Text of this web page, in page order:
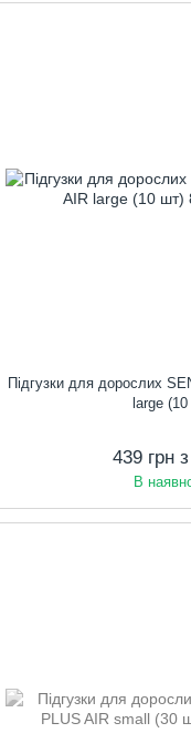
Підгузки для дорослих
large
439 грн
В